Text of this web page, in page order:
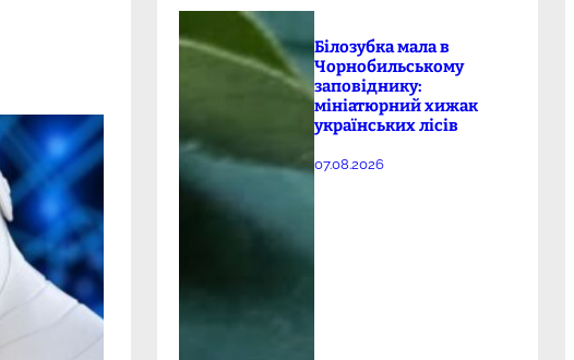
Білозубка мала в
Чорнобильському
заповіднику:
мініатюрний хижак
українських лісів
07.08.2026